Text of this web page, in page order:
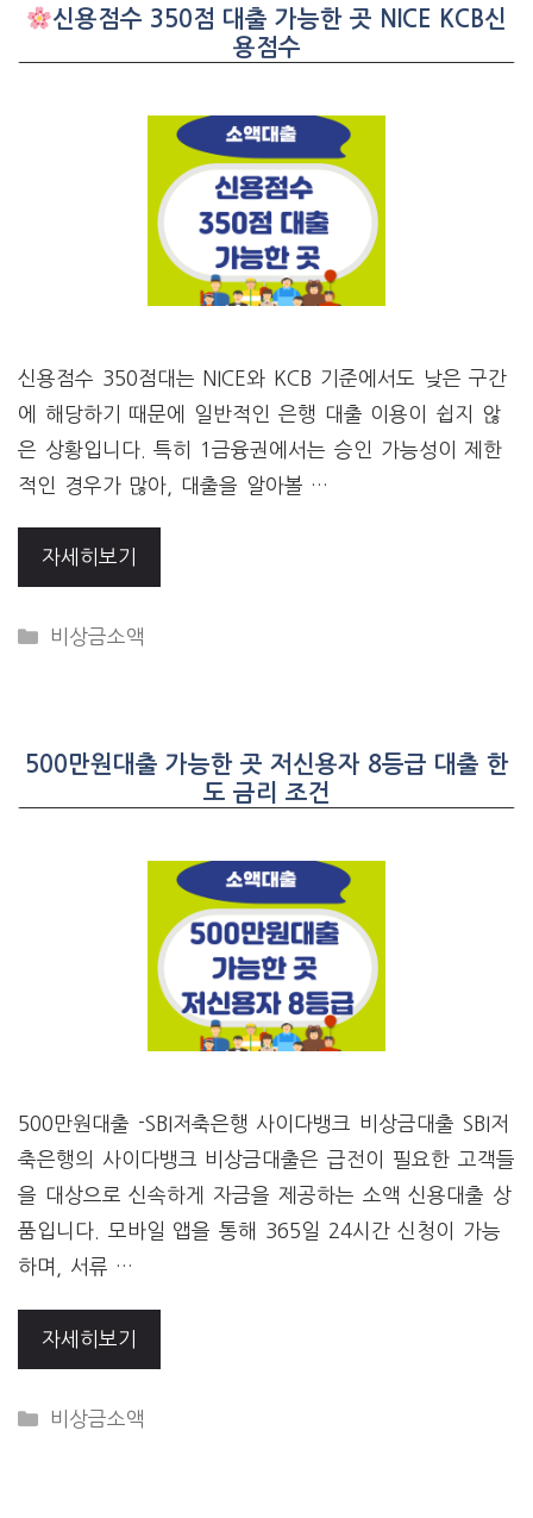
신용점수 350점 대출 가능한 곳 NICE KCB신
용점수
신용점수 350점대는 NICE와 KCB 기준에서도 낮은 구간
에 해당하기 때문에 일반적인 은행 대출 이용이 쉽지 않
은 상황입니다. 특히 1금융권에서는 승인 가능성이 제한
적인 경우가 많아, 대출을 알아볼 …
자세히보기
CATEGORIES
비상금소액
500만원대출 가능한 곳 저신용자 8등급 대출 한
도 금리 조건
500만원대출 -SBI저축은행 사이다뱅크 비상금대출 SBI저
축은행의 사이다뱅크 비상금대출은 급전이 필요한 고객들
을 대상으로 신속하게 자금을 제공하는 소액 신용대출 상
품입니다. 모바일 앱을 통해 365일 24시간 신청이 가능
하며, 서류 …
자세히보기
CATEGORIES
비상금소액